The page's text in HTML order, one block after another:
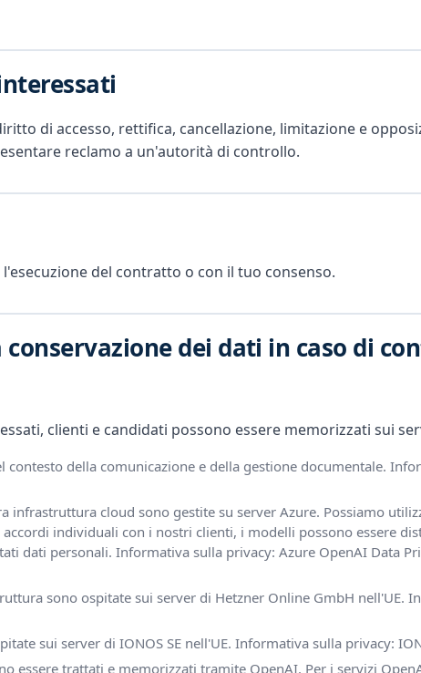
di accesso, rettifica, cancellazione, limitazione e
reclamo a un'autorità di controllo.
del contratto o con il tuo consenso.
dei dati in caso di
clienti e candidati possono essere memorizzati sui
della comunicazione e della gestione documentale.
infrastruttura cloud sono gestite su server Azure. Possiamo
individuali con i nostri clienti, i modelli possono essere
dati personali. Informativa sulla privacy: Azure OpenAI Data
sono ospitate sui server di Hetzner Online GmbH nell'UE.
sui server di IONOS SE nell'UE. Informativa sulla privacy:
essere trattati e memorizzati tramite OpenAI. Per i servizi